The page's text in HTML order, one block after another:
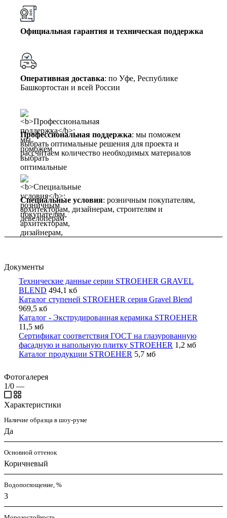
Официальная гарантия и техническая поддержка
Оперативная доставка: по Уфе, Республике
Башкортостан и всей России
Профессиональная поддержка: мы поможем
выбрать оптимальные решения для проекта и
рассчитаем количество необходимых материалов
Специальные условия: розничным покупателям,
архитекторам, дизайнерам, строителям и
девелоперам
Документы
Технические данные серии STROEHER GRAVEL
BLEND 494,1 кб
Каталог ступеней STROEHER серия Gravel Blend
969,5 кб
Каталог - Экструдированная керамика STROEHER
11,5 мб
Сертификат соответствия ГОСТ на глазурованную
фасадную и напольную плитку STROEHER 1,2 мб
Каталог продукции STROEHER 5,7 мб
Фотогалерея
1/0 —
Характеристики
Наличие образца в шоу-руме
Да
Основной оттенок
Коричневый
Водопоглощение, %
3